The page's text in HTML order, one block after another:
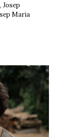
Josep
Maria